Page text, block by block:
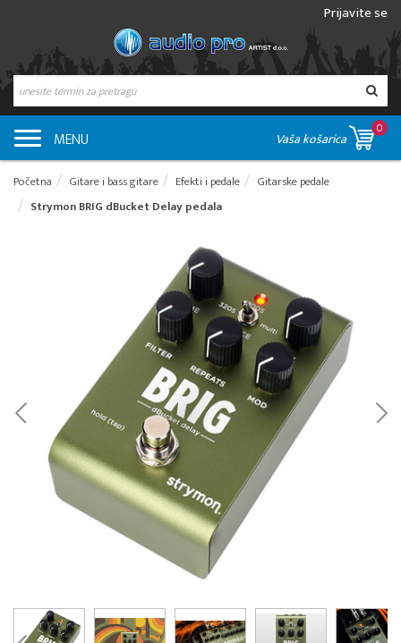
Prijavite se
MENU Vaša košarica
0
Početna Gitare i bass gitare Efekti i pedale
Gitarske pedale
Strymon BRIG dBucket Delay pedala